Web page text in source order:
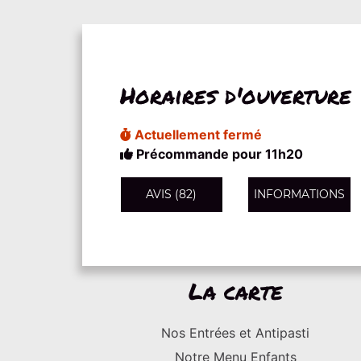
Horaires d'ouverture
Actuellement fermé
Précommande pour 11h20
AVIS (82) INFORMATIONS
La carte
Nos Entrées et Antipasti
Notre Menu Enfants